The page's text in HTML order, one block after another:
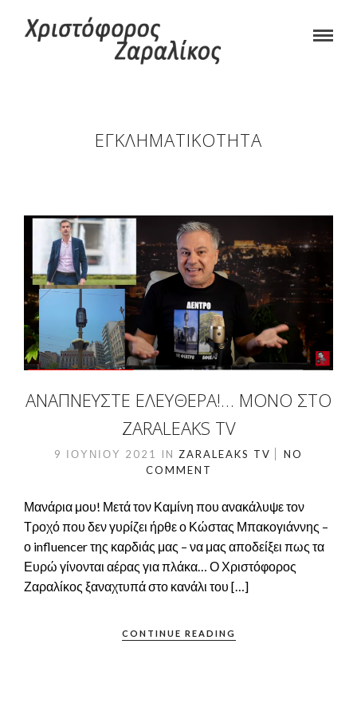
ΕΓΚΛΗΜΑΤΙΚΌΤΗΤΑ
ΑΝΑΠΝΕΎΣΤΕ ΕΛΕΎΘΕΡΑ!… ΜΌΝΟ ΣΤΟ
ZARALEAKS TV
9 ΙΟΥΝΊΟΥ 2021 IN ZARALEAKS TV
NO
COMMENT
Μανάρια μου! Μετά τον Καμίνη που ανακάλυψε τον
Τροχό που δεν γυρίζει ήρθε ο Κώστας Μπακογιάννης –
ο influencer της καρδιάς μας – να μας αποδείξει πως τα
Ευρώ γίνονται αέρας για πλάκα… Ο Χριστόφορος
Ζαραλίκος ξαναχτυπά στο κανάλι του […]
CONTINUE READING